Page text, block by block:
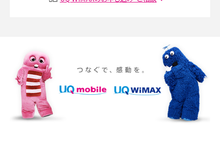
iPhone 16eとiPhone SE（第3世代）の違いは？サイズやスペックを比較して解説
iPhone 16eとiPhone 14を徹底比較！スペック・機能の違いをわかりやすく紹介
iPhone 16シリーズのモデルを比較！価格・サイズ・カメラ性能の違いを徹底解説
iPhone 16とiPhone 15の違いは？カメラ・スペック・機能を徹底比較